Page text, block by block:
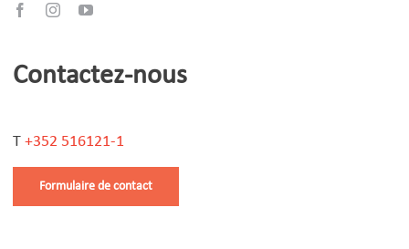
Contactez-nous
T +352 516121-1
Formulaire de contact